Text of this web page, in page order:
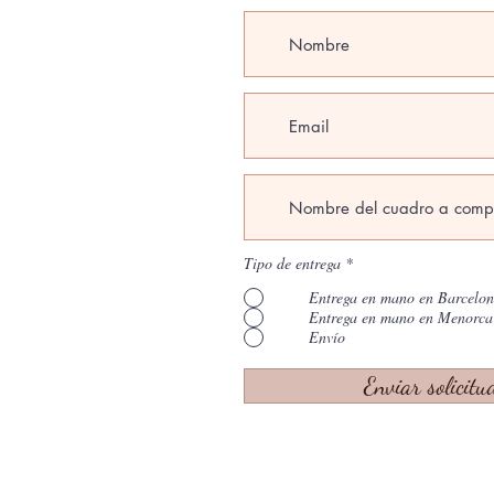
Tipo de entrega *
Entrega en mano en
Entrega en mano en Menorca
Envío
Enviar